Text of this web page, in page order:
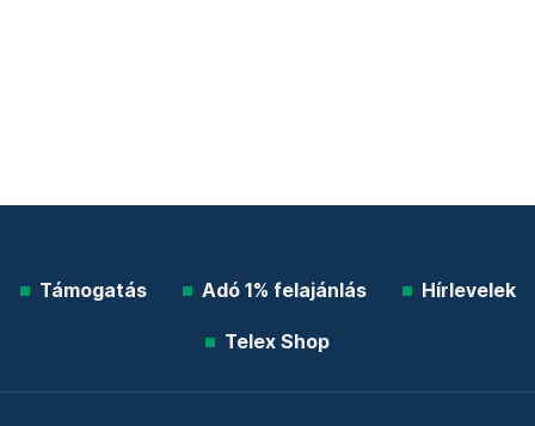
Támogatás Adó 1% felajánlás Hírlevelek
Telex Shop